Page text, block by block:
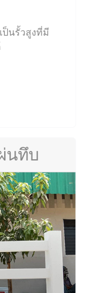
ป็นรั้วสูงที่มี
นทึบ